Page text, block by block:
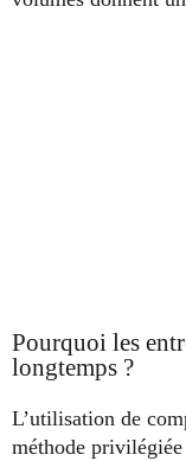
Pourquoi les
longtemps ?
L’utilisation de
méthode